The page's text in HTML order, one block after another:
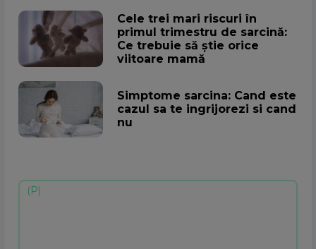
Cele trei mari riscuri în
primul trimestru de sarcină:
Ce trebuie să știe orice
viitoare mamă
Simptome sarcina: Cand este
cazul sa te ingrijorezi si cand
nu